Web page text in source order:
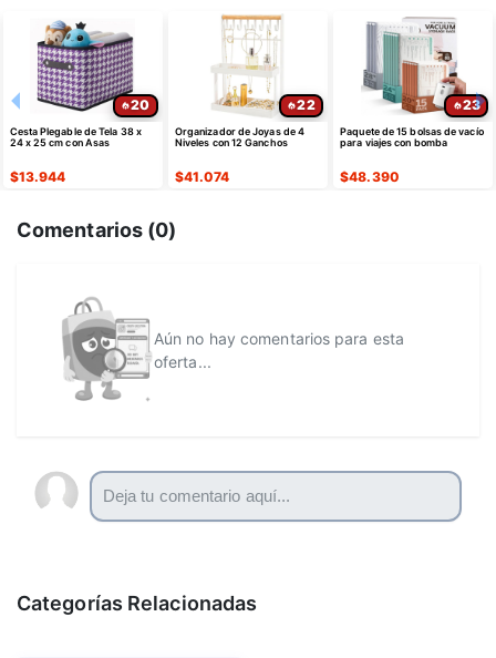
20
Cesta Plegable de Tela 38 x
24 x 25 cm con Asas
$13.944
22
Organizador de Joyas de 4
Niveles con 12 Ganchos
$41.074
23
Paquete de 15 bolsas de vacío
para viajes con bomba
$48.390
Comentarios (0)
Aún no hay comentarios para esta
oferta...
Categorías Relacionadas